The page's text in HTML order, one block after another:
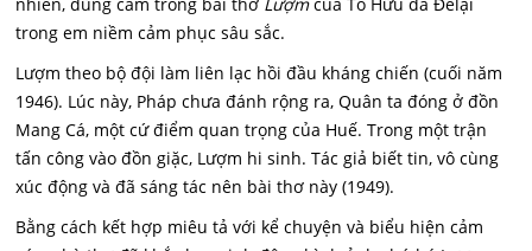
trong em niềm cảm phục sâu sắc.
Lượm theo bộ đội làm liên lạc hồi đầu kháng chiến (cuối năm
1946). Lúc này, Pháp chưa đánh rộng ra, Quân ta đóng ở đồn
Mang Cá, một cứ điểm quan trọng của Huế. Trong một trận
tấn công vào đồn giặc, Lượm hi sinh. Tác giả biết tin, vô cùng
xúc động và đã sáng tác nên bài thơ này (1949).
Bằng cách kết hợp miêu tả với kể chuyện và biểu hiện cảm